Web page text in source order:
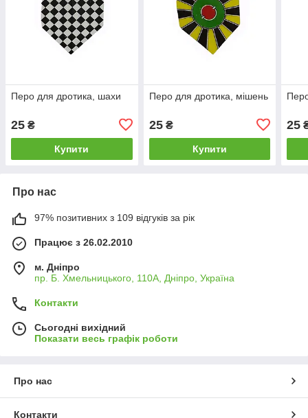
Перо для дротика, шахи
25 ₴
Купити
Перо для дротика, мішень
25₴
Купити
25
Про нас
97% позитивних з 109 відгуків за рік
Працює з 26.02.2010
м. Дніпро
пр. Б. Хмельницького, 110А, Дніпро, Україна
Контакти
Сьогодні вихідний
Показати весь графік роботи
Про нас
Контакти